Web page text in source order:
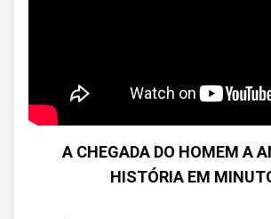
A CHEGADA DO HOMEM A
HISTÓRIA EM